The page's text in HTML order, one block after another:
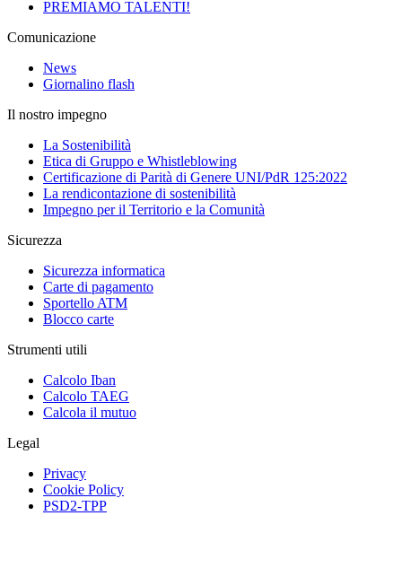
PREMIAMO TALENTI!
Comunicazione
News
Giornalino flash
Il nostro impegno
La Sostenibilità
Etica di Gruppo e Whistleblowing
Certificazione di Parità di Genere UNI/PdR 125:2022
La rendicontazione di sostenibilità
Impegno per il Territorio e la Comunità
Sicurezza
Sicurezza informatica
Carte di pagamento
Sportello ATM
Blocco carte
Strumenti utili
Calcolo Iban
Calcolo TAEG
Calcola il mutuo
Legal
Privacy
Cookie Policy
PSD2-TPP